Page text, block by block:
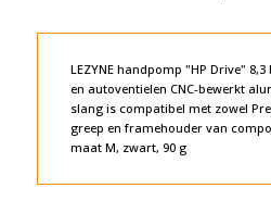
l
e
r
n
a
v
LEZYNE handpomp "HP Drive"
en autoventielen CNC-bewerkt
slang is compatibel met zowel
greep en framehouder van
maat M, zwart, 90 g